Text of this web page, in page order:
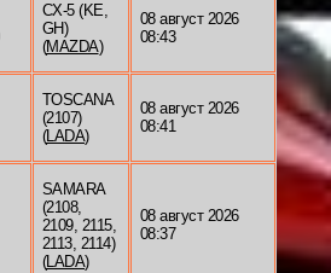
CX-5 (KE,
GH)
(MAZDA)
08 август 2026
08:43
TOSCANA
(2107)
(LADA)
08 август 2026
08:41
SAMARA
(2108,
2109, 2115,
2113, 2114)
(LADA)
08 август 2026
08:37